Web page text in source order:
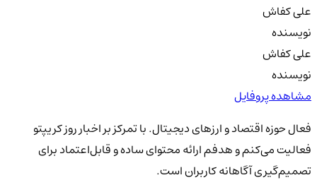
علی کفاش
نویسنده
علی کفاش
نویسنده
مشاهده پروفایل
فعال حوزه اقتصاد و ارزهای دیجیتال. با تمرکز بر اخبار روز کریپتو
فعالیت می‌کنم و هدفم ارائه محتوای ساده و قابل‌اعتماد برای
تصمیم‌گیری آگاهانه کاربران است.